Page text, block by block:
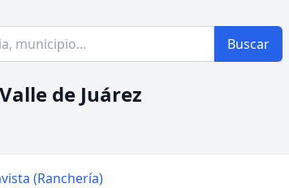
Buscar
de Juárez
(Ranchería)